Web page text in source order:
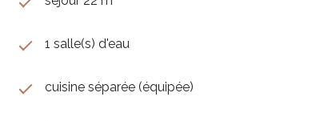
1 salle(s) d'eau
cuisine séparée (équipée)